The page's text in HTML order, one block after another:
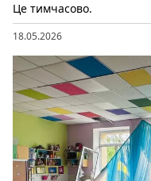
Це тимчасово.
18.05.2026